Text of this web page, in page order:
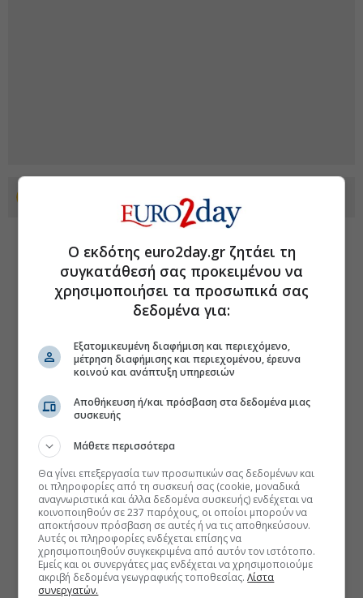
Προσθέστε το euro2day.gr στο Discover
Ο εκδότης euro2day.gr ζητάει τη
συγκατάθεσή σας προκειμένου να
χρησιμοποιήσει τα προσωπικά σας
δεδομένα για:
Εξατομικευμένη διαφήμιση και περιεχόμενο,
μέτρηση διαφήμισης και περιεχομένου, έρευνα
κοινού και ανάπτυξη υπηρεσιών
Αποθήκευση ή/και πρόσβαση στα δεδομένα μιας
συσκευής
Μάθετε περισσότερα
Θα γίνει επεξεργασία των προσωπικών σας δεδομένων και
οι πληροφορίες από τη συσκευή σας (cookie, μοναδικά
αναγνωριστικά και άλλα δεδομένα συσκευής) ενδέχεται να
κοινοποιηθούν σε 237 παρόχους, οι οποίοι μπορούν να
αποκτήσουν πρόσβαση σε αυτές ή να τις αποθηκεύσουν.
Αυτές οι πληροφορίες ενδέχεται επίσης να
χρησιμοποιηθούν συγκεκριμένα από αυτόν τον ιστότοπο.
Εμείς και οι συνεργάτες μας ενδέχεται να χρησιμοποιούμε
ακριβή δεδομένα γεωγραφικής τοποθεσίας.Λίστα
συνεργατών.